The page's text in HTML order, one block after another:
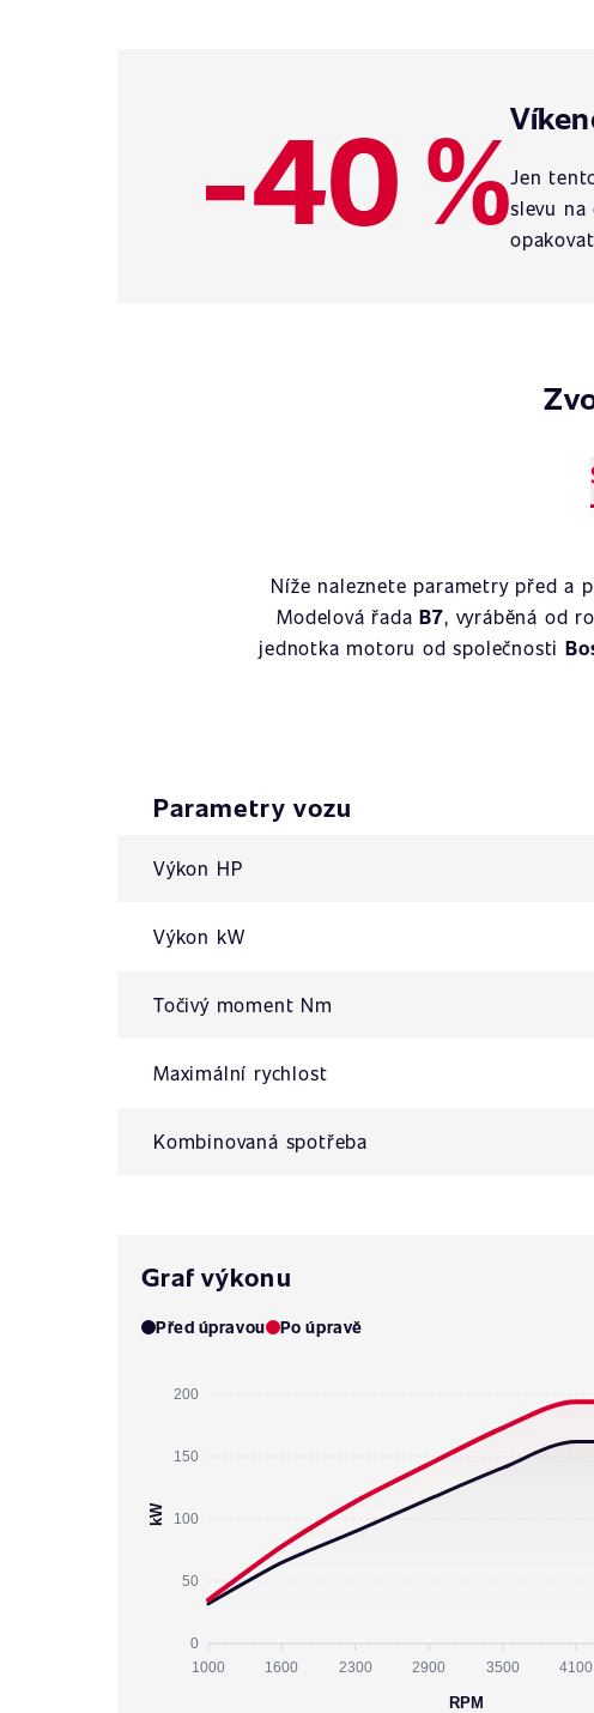
-40 %Jen
slevu
Níže naleznete parametry před a
Modelová řadaB7, vyráběná od
jednotka motoru od společnosti
Parametry vozu
Výkon HP
Výkon kW
Točivý moment Nm
Maximální rychlost
Kombinovaná spotřeba
Graf výkonu
Před úpravou Po úpravě
200
150
100
50
0
kW
1000 1600 2300 2900 3500 4100
RPM